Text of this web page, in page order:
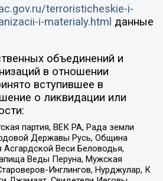
terroristicheskie-i-
i-materialy.html данные
объединений и
в отношении
вступившее в
о ликвидации или
партия, ВЕК РА, Рада земли
Державы Русь, Община
Асгардской Веси Беловодья,
Веды Перуна, Мужская
Инглингов, Нурджулар, К